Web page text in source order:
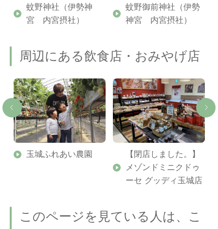
蚊野神社（伊勢神
宮 内宮摂社）
蚊野御前神社（伊勢
神宮 内宮摂社）
周辺にある飲食店・おみやげ店
玉城ふれあい農園
【閉店しました。】
メゾンドミニクドゥ
ーセ グッディ玉城店
このページを見ている人は、こ